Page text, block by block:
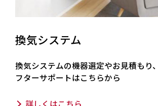
換気システム
換気システムの機器選定やお見積もり
フターサポートはこちらから